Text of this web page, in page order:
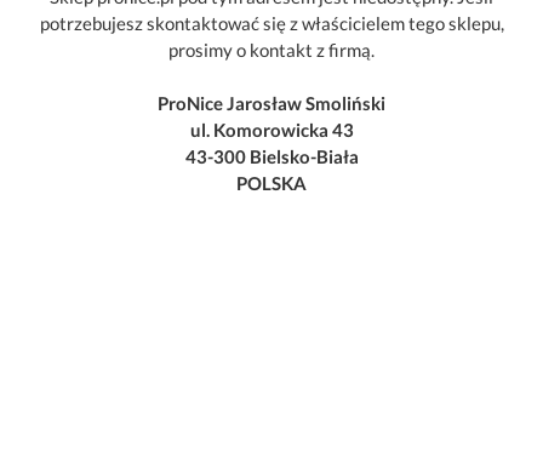
potrzebujesz skontaktować się z właścicielem tego sklepu,
prosimy o kontakt z firmą.
ProNice Jarosław Smoliński
ul. Komorowicka 43
43-300 Bielsko-Biała
POLSKA